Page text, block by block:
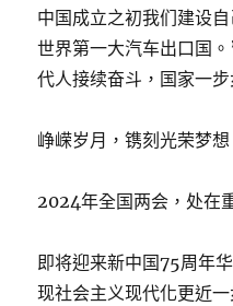
中国成立之初我们建设
世界第一大汽车出口国
代人接续奋斗，国家一
峥嵘岁月，镌刻光荣梦想
2024年全国两会，处
即将迎来新中国75周年
现社会主义现代化更近